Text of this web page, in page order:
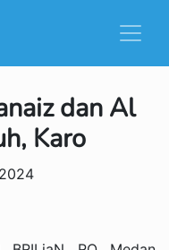
dan Al
Karo